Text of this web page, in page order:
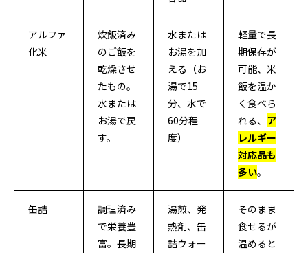
アルファ
化米
炊飯済み
のご飯を
乾燥させ
たもの。
水または
お湯で戻
す。
水または
お湯を加
える（お
湯で15
分、水で
60分程
度）
軽量で長
期保存が
可能、米
飯を温か
く食べら
れる、 ア
レルギー
対応品も
多い。
缶詰
調理済み
で栄養豊
富。長期
湯煎、発
熱剤、缶
詰ウォー
そのまま
食せるが
温めると